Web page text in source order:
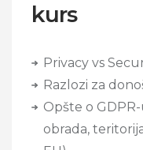
kurs
Privacy vs
Razlozi za
Opšte o
obrada,